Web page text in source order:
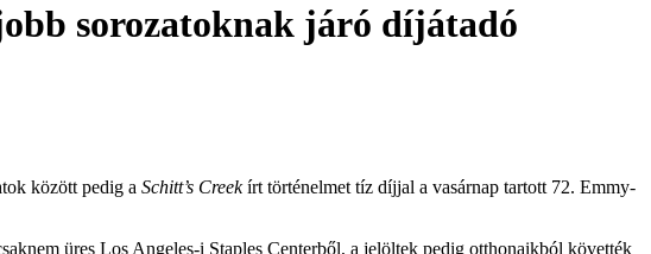
sorozatoknak járó díjátadó
között pedig a Schitt’s Creekírt történelmet tíz díjjal a vasárnap tartott 72. Emmy-
üres Los Angeles-i Staples Centerből, a jelöltek pedig otthonaikból követték